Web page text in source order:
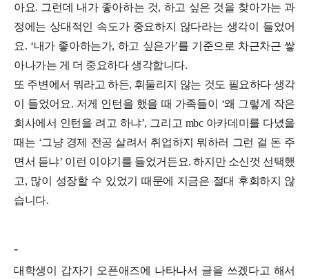
아요. 그런데 내가 좋아하는 것, 하고 싶은 것을 찾아가는 과
정에는 상대적인 속도가 중요하지 않다라는 생각이 들었어
요. ‘내가 좋아하는가, 하고 싶은가’를 기준으로 차근차근 쌓
아나가는 게 더 중요하다 생각합니다.
또 주변에서 뭐라고 하든, 휘둘리지 않는 것도 필요하다 생각
이 들었어요. 저게 인턴을 했을 때 가족들이 ‘왜 그렇게 작은
회사에서 인턴을 려고 하냐’, 그리고 mbc 아카데미를 다녔을
때는 ‘그냥 경제 전공 살려서 취업하지 뭐하러 그런 걸 돈 주
면서 듣냐’ 이런 이야기를 들었거든요. 하지만 소신껏 선택했
고, 많이 성장할 수 있었기 때문에 지금은 절대 후회하지 않
습니다.
-
대학생이 갑자기 오픈애즈에 나타나서 글을 쓰겠다고 해서